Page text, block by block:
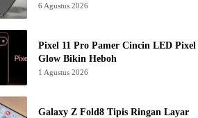
6 Agustus 2026
Pixel 11 Pro Pamer Cincin LED Pixel
Glow Bikin Heboh
1 Agustus 2026
Galaxy Z Fold8 Tipis Ringan Layar